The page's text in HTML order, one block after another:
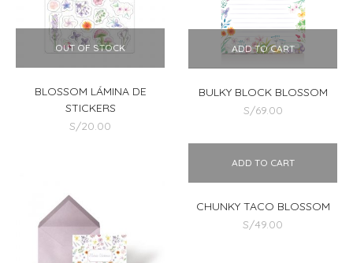
OUT OF STOCK
BLOSSOM LÁMINA DE
STICKERS
S/20.00
ADD TO CART
BULKY BLOCK BLOSSOM
S/69.00
ADD TO CART
CHUNKY TACO BLOSSOM
S/49.00